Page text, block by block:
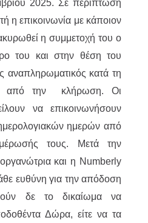
2025. Σε περίπτωση
η επικοινωνία με κάποιον
η συμμετοχή του ο
του και στην θέση του
αναπληρωματικός κατά τη
από την κλήρωση. Οι
να επικοινωνήσουν
ημερών από
τους. Μετά την
και η Numberly
ευθύνη για την απόδοση
δε το δικαίωμα να
Δώρα, είτε να τα